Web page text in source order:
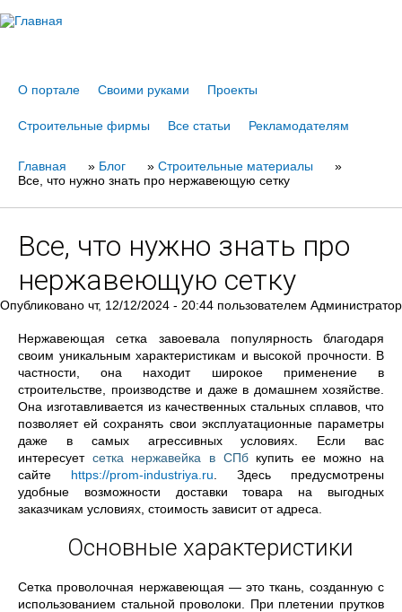
О портале Своими руками Проекты
Строительные фирмы Все статьи Рекламодателям
Вы
Главная » Блог » Строительные материалы
»
Все, что нужно знать про нержавеющую сетку
Все, что нужно знать про
нержавеющую сетку
Опубликовано чт, 12/12/2024 - 20:44 пользователем Администратор
Нержавеющая сетка завоевала популярность благодаря
своим уникальным характеристикам и высокой прочности. В
частности, она находит широкое применение в
строительстве, производстве и даже в домашнем хозяйстве.
Она изготавливается из качественных стальных сплавов, что
позволяет ей сохранять свои эксплуатационные параметры
даже в самых агрессивных условиях. Если вас
интересует сетка нержавейка в СПбкупить ее можно на
сайте https://prom-industriya.ru . Здесь предусмотрены
удобные возможности доставки товара на выгодных
заказчикам условиях, стоимость зависит от адреса.
Основные характеристики
Сетка проволочная нержавеющая — это ткань, созданную с
использованием стальной проволоки. При плетении прутков